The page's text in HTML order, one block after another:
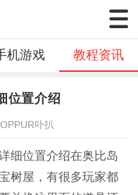
机游戏 教程资讯
位置介绍
卟扒
位置介绍在奥比岛
树屋，有很多玩家都